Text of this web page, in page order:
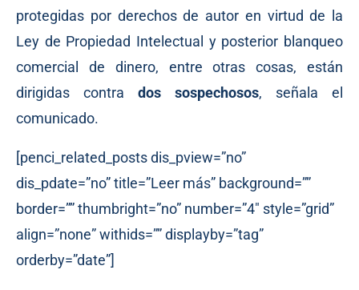
protegidas por derechos de autor en virtud de la
Ley de Propiedad Intelectual y posterior blanqueo
comercial de dinero, entre otras cosas, están
dirigidas contra dos sospechosos, señala el
comunicado.
[penci_related_posts dis_pview=”no”
dis_pdate=”no” title=”Leer más” background=””
border=”” thumbright=”no” number=”4″ style=”grid”
align=”none” withids=”” displayby=”tag”
orderby=”date”]